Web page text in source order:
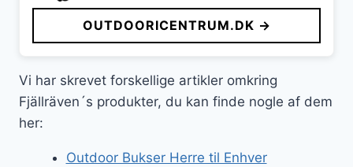
OUTDOORICENTRUM.DK →
Vi har skrevet forskellige artikler omkring
Fjällräven´s produkter, du kan finde nogle af dem
her:
Outdoor Bukser Herre til Enhver